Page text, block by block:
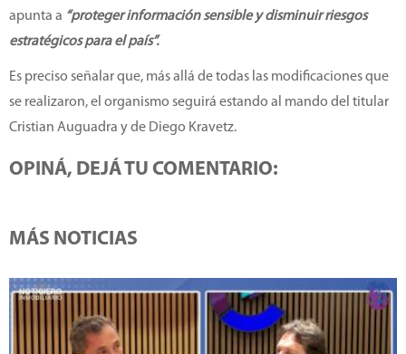
apunta a “proteger información sensible y disminuir riesgos
estratégicos para el país”.
Es preciso señalar que, más allá de todas las modificaciones que
se realizaron, el organismo seguirá estando al mando del titular
Cristian Auguadra y de Diego Kravetz.
OPINÁ, DEJÁ TU COMENTARIO:
MÁS NOTICIAS